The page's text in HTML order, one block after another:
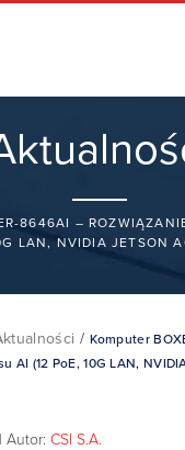
8646AI –
LAN, NVIDIA JETSON
/ Komputer
AI (12 PoE, 10G LAN,
Autor: CSI S.A.